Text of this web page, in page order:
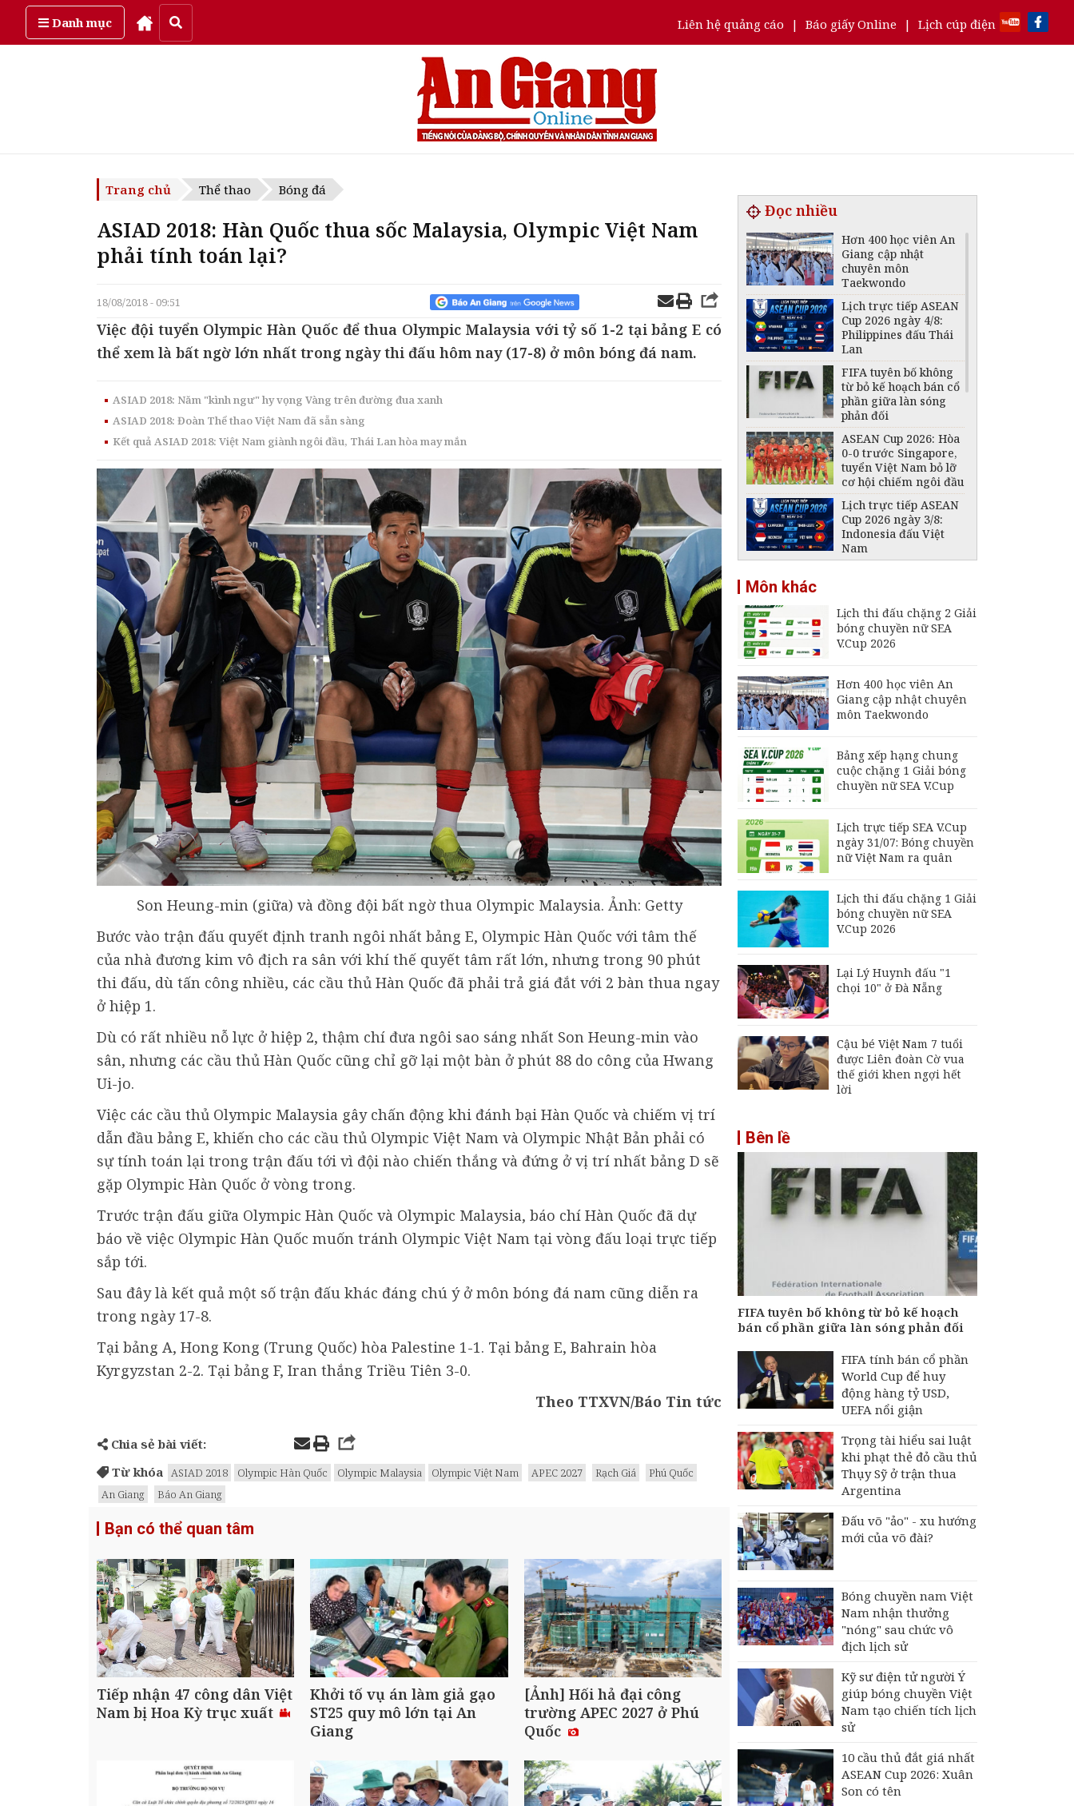
Danh mục Liên hệ quảng cáo | Báo giấy Online | Lịch cúp điện
Thứ bảy, ngày 8/08/2026
Trang chủ Thể thao Bóng đá
ASIAD 2018: Hàn Quốc thua sốc Malaysia, Olympic Việt Nam
phải tính toán lại?
18/08/2018 - 09:51
Việc đội tuyển Olympic Hàn Quốc để thua Olympic Malaysia với tỷ số 1-2 tại bảng E có
thể xem là bất ngờ lớn nhất trong ngày thi đấu hôm nay (17-8) ở môn bóng đá nam.
ASIAD 2018: Năm "kình ngư" hy vọng Vàng trên đường đua xanh
ASIAD 2018: Đoàn Thể thao Việt Nam đã sẵn sàng
Kết quả ASIAD 2018: Việt Nam giành ngôi đầu, Thái Lan hòa may mắn
Son Heung-min (giữa) và đồng đội bất ngờ thua Olympic Malaysia. Ảnh: Getty
Bước vào trận đấu quyết định tranh ngôi nhất bảng E, Olympic Hàn Quốc với tâm thế
của nhà đương kim vô địch ra sân với khí thế quyết tâm rất lớn, nhưng trong 90 phút
thi đấu, dù tấn công nhiều, các cầu thủ Hàn Quốc đã phải trả giá đắt với 2 bàn thua ngay
ở hiệp 1.
Dù có rất nhiều nỗ lực ở hiệp 2, thậm chí đưa ngôi sao sáng nhất Son Heung-min vào
sân, nhưng các cầu thủ Hàn Quốc cũng chỉ gỡ lại một bàn ở phút 88 do công của Hwang
Ui-jo.
Việc các cầu thủ Olympic Malaysia gây chấn động khi đánh bại Hàn Quốc và chiếm vị trí
dẫn đầu bảng E, khiến cho các cầu thủ Olympic Việt Nam và Olympic Nhật Bản phải có
sự tính toán lại trong trận đấu tới vì đội nào chiến thắng và đứng ở vị trí nhất bảng D sẽ
gặp Olympic Hàn Quốc ở vòng trong.
Trước trận đấu giữa Olympic Hàn Quốc và Olympic Malaysia, báo chí Hàn Quốc đã dự
báo về việc Olympic Hàn Quốc muốn tránh Olympic Việt Nam tại vòng đấu loại trực tiếp
sắp tới.
Sau đây là kết quả một số trận đấu khác đáng chú ý ở môn bóng đá nam cũng diễn ra
trong ngày 17-8.
Tại bảng A, Hong Kong (Trung Quốc) hòa Palestine 1-1. Tại bảng E, Bahrain hòa
Kyrgyzstan 2-2. Tại bảng F, Iran thắng Triều Tiên 3-0.
Theo TTXVN/Báo Tin tức
Chia sẻ bài viết:
Từ khóa
ASIAD 2018 Olympic Hàn Quốc Olympic Malaysia Olympic Việt Nam APEC 2027 Rạch Giá
Phú Quốc
An Giang
Báo An Giang
Bạn có thể quan tâm
Tiếp nhận 47 công dân Việt
Nam bị Hoa Kỳ trục xuất
Khởi tố vụ án làm giả gạo
ST25 quy mô lớn tại An
Giang
[Ảnh] Hối hả đại công
trường APEC 2027 ở Phú
Quốc
Đọc nhiều
Hơn 400 học viên An
Giang cập nhật
chuyên môn
Taekwondo
Lịch trực tiếp ASEAN
Cup 2026 ngày 4/8:
Philippines đấu Thái
Lan
FIFA tuyên bố không
từ bỏ kế hoạch bán cổ
phần giữa làn sóng
phản đối
ASEAN Cup 2026: Hòa
0-0 trước Singapore,
tuyển Việt Nam bỏ lỡ
cơ hội chiếm ngôi đầu
Lịch trực tiếp ASEAN
Cup 2026 ngày 3/8:
Indonesia đấu Việt
Nam
Mỹ Đình
Đội tuyển Futsal Việt
Nam gây bất ngờ
thế giới
Đội tuyển Việt Nam
thắng thuyết phục
dẫn đầu bảng A
Bảng xếp hạng chung
cuộc chặng 1 Giải
Lịch thi đấu chặng 2
Giải bóng chuyền nữ
SEA V.Cup 2026
Môn khác
Lịch thi đấu chặng 2 Giải
bóng chuyền nữ SEA
V.Cup 2026
Hơn 400 học viên An
Giang cập nhật chuyên
môn Taekwondo
Bảng xếp hạng chung
cuộc chặng 1 Giải bóng
chuyền nữ SEA V.Cup
Lịch trực tiếp SEA V.Cup
ngày 31/07: Bóng chuyền
nữ Việt Nam ra quân
Lịch thi đấu chặng 1 Giải
bóng chuyền nữ SEA
V.Cup 2026
Lại Lý Huynh đấu "1
chọi 10" ở Đà Nẵng
Cậu bé Việt Nam 7 tuổi
được Liên đoàn Cờ vua
thế giới khen ngợi hết
lời
Bên lề
FIFA tuyên bố không từ bỏ kế hoạch
bán cổ phần giữa làn sóng phản đối
FIFA tính bán cổ phần
World Cup để huy
động hàng tỷ USD,
UEFA nổi giận
Trọng tài hiểu sai luật
khi phạt thẻ đỏ cầu thủ
Thụy Sỹ ở trận thua
Argentina
Đấu võ "ảo" - xu hướng
mới của võ đài?
Bóng chuyền nam Việt
Nam nhận thưởng
"nóng" sau chức vô
địch lịch sử
Kỹ sư điện tử người Ý
giúp bóng chuyền Việt
Nam tạo chiến tích lịch
sử
10 cầu thủ đắt giá nhất
ASEAN Cup 2026: Xuân
Son có tên